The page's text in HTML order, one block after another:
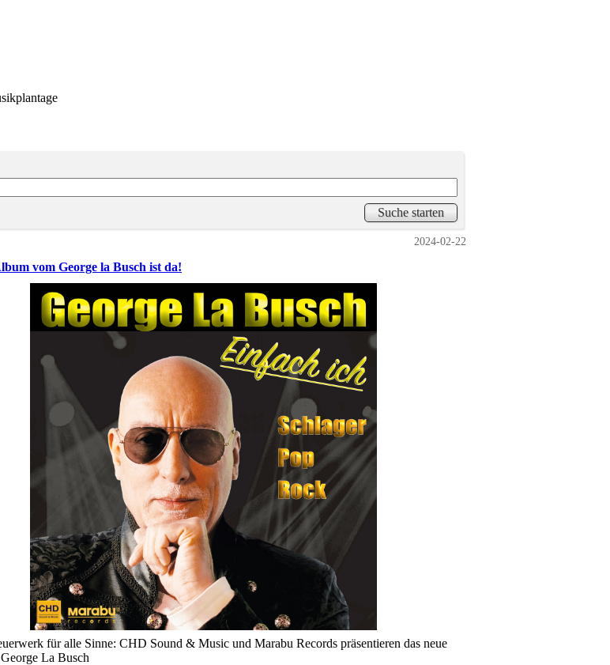
2024-02-22
vom George la Busch ist da!
für alle Sinne: CHD Sound & Music und Marabu Records präsentieren das neue
La Busch